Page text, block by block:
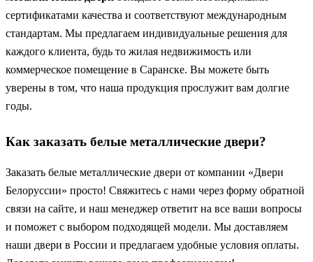
сертификатами качества и соответствуют международным
стандартам. Мы предлагаем индивидуальные решения для
каждого клиента, будь то жилая недвижимость или
коммерческое помещение в Саранске. Вы можете быть
уверены в том, что наша продукция прослужит вам долгие
годы.
Как заказать белые металлические двери?
Заказать белые металлические двери от компании «Двери
Белоруссии» просто! Свяжитесь с нами через форму обратной
связи на сайте, и наш менеджер ответит на все ваши вопросы
и поможет с выбором подходящей модели. Мы доставляем
наши двери в России и предлагаем удобные условия оплаты.